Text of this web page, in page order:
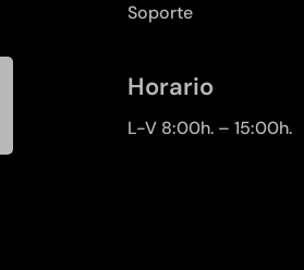
Soporte
Horario
L-V 8:00h. – 15:00h.